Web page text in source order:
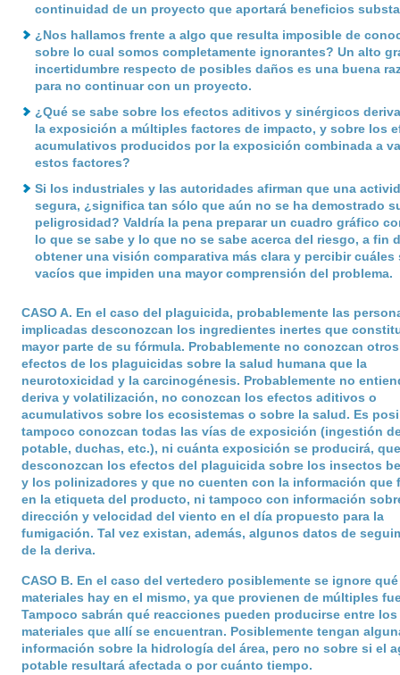
continuidad de un proyecto que aportará beneficios
¿Nos hallamos frente a algo que resulta imposible de
sobre lo cual somos completamente ignorantes? Un alto
incertidumbre respecto de posibles daños es una buena
para no continuar con un proyecto.
¿Qué se sabe sobre los efectos aditivos y sinérgicos
la exposición a múltiples factores de impacto, y sobre los
acumulativos producidos por la exposición combinada a
estos factores?
Si los industriales y las autoridades afirman que una
segura, ¿significa tan sólo que aún no se ha demostrado
peligrosidad? Valdría la pena preparar un cuadro gráfico
lo que se sabe y lo que no se sabe acerca del riesgo, a fin
obtener una visión comparativa más clara y percibir cuáles
vacíos que impiden una mayor comprensión del problema.
CASO A. En el caso del plaguicida, probablemente las
implicadas desconozcan los ingredientes inertes que
mayor parte de su fórmula. Probablemente no conozcan otros
efectos de los plaguicidas sobre la salud humana que la
neurotoxicidad y la carcinogénesis. Probablemente no
deriva y volatilización, no conozcan los efectos aditivos o
acumulativos sobre los ecosistemas o sobre la salud. Es
tampoco conozcan todas las vías de exposición (ingestión
potable, duchas, etc.), ni cuánta exposición se producirá, que
desconozcan los efectos del plaguicida sobre los insectos
y los polinizadores y que no cuenten con la información que
en la etiqueta del producto, ni tampoco con información
dirección y velocidad del viento en el día propuesto para la
fumigación. Tal vez existan, además, algunos datos de
de la deriva.
CASO B. En el caso del vertedero posiblemente se ignore qué
materiales hay en el mismo, ya que provienen de múltiples
Tampoco sabrán qué reacciones pueden producirse entre los
materiales que allí se encuentran. Posiblemente tengan
información sobre la hidrología del área, pero no sobre si el
potable resultará afectada o por cuánto tiempo.